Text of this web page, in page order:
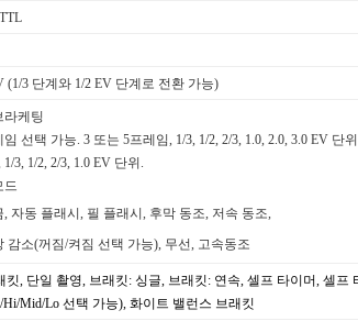
(1/3 단계와 1/2 EV 단계로 전환 가능)
라케팅
임 선택 가능. 3 또는 5프레임, 1/3, 1/2, 2/3, 1.0, 2.0, 3.0 EV 단위
3, 1/2, 2/3, 1.0 EV 단위.
드
, 자동 플래시, 필 플래시, 후막 동조, 저속 동조,
감소(꺼짐/켜짐 선택 가능), 무선, 고속동조
킷, 단일 촬영, 브래킷: 싱글, 브래킷: 연속, 셀프 타이머, 셀프
Hi/Mid/Lo 선택 가능), 화이트 밸런스 브래킷